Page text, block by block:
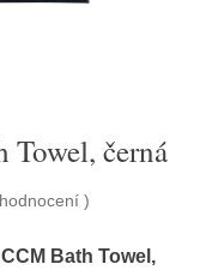
černá
hodnocení )
Bath Towel,